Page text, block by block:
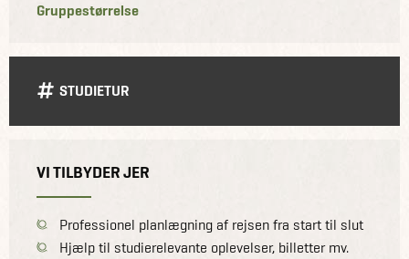
Gruppestørrelse
STUDIETUR
VI TILBYDER JER
Professionel planlægning af rejsen fra start til slut
Hjælp til studierelevante oplevelser, billetter mv.